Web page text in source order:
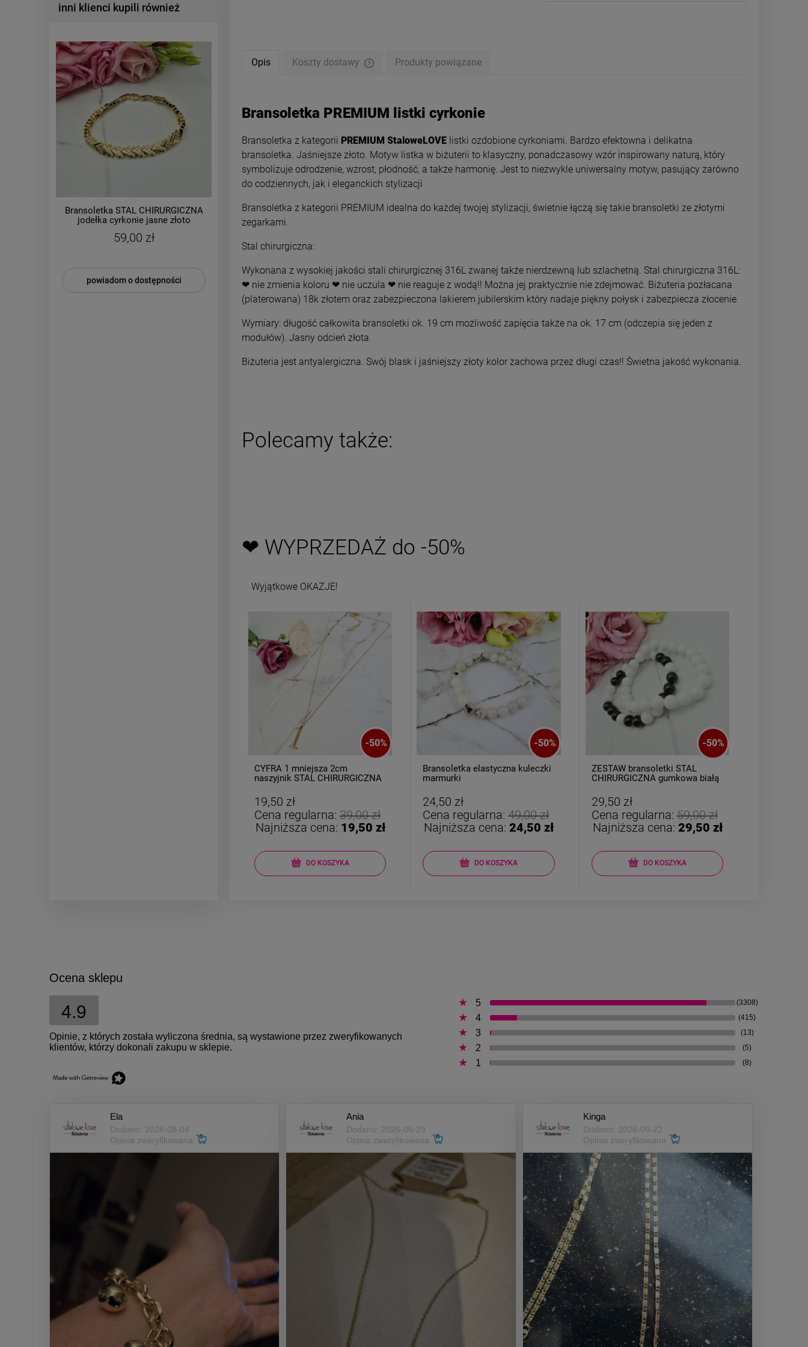
inni klienci kupili również
Bransoletka STAL CHIRURGICZNA
jodełka cyrkonie jasne złoto
59,00 zł
powiadom o dostępności
Bransoletka STAL CHIRURGICZNA
modułowa serca cyrkonie jasne
DO KOSZYKA
ZESTAW STAL CHIRURGICZNA
DO KOSZYKA
Bransoletka STAL CHIRURGICZNA
DO KOSZYKA
Opis Koszty dostawy Produkty powiązane
Bransoletka PREMIUM listki cyrkonie
Bransoletka z kategorii PREMIUM StaloweLOVE listki ozdobione cyrkoniami. Bardzo efektowna i delikatna
bransoletka. Jaśniejsze złoto. Motyw listka w biżuterii to klasyczny, ponadczasowy wzór inspirowany naturą, który
symbolizuje odrodzenie, wzrost, płodność, a także harmonię . Jest to niezwykle uniwersalny motyw, pasujący zarówno
do codziennych, jak i eleganckich stylizacji
Bransoletka z kategorii PREMIUM idealna do każdej twojej stylizacji, świetnie łączą się takie bransoletki ze złotymi
zegarkami.
Stal chirurgiczna:
Wykonana z wysokiej jakości stali chirurgicznej 316L zwanej także nierdzewną lub szlachetną. Stal chirurgiczna 316L:
❤ nie zmienia koloru ❤ nie uczula ❤ nie reaguje z wodą!! Można jej praktycznie nie zdejmować. Biżuteria pozłacana
(platerowana) 18k złotem oraz zabezpieczona lakierem jubilerskim który nadaje piękny połysk i zabezpiecza złocenie.
Wymiary: długość całkowita bransoletki ok. 19 cm możliwość zapięcia także na ok. 17 cm (odczepia się jeden z
modułów). Jasny odcień złota.
Biżuteria jest antyalergiczna. Swój blask i jaśniejszy złoty kolor zachowa przez długi czas!! Świetna jakość wykonania.
Polecamy także:
❤ WYPRZEDAŻ do -50%
Wyjątkowe OKAZJE!
-50%
CYFRA 1 mniejsza 2cm
naszyjnik STAL CHIRURGICZNA
19,50 zł
Cena regularna:39,00 zł
Najniższa cena: 19,50 zł
DO KOSZYKA
-50%
Bransoletka elastyczna kuleczki
marmurki
24,50 zł
Cena regularna:49,00 zł
Najniższa cena: 24,50 zł
DO KOSZYKA
-50%
ZESTAW bransoletki STAL
CHIRURGICZNA gumkowa białą
29,50 zł
Cena regularna:59,00 zł
Najniższa cena: 29,50 zł
DO KOSZYKA
Ocena sklepu
4.9
Opinie, z których została wyliczona średnia, są wystawione przez zweryfikowanych
klientów, którzy dokonali zakupu w sklepie.
5 (3308)
4 (415)
3 (13)
2 (5)
1 (8)
Ela
Dodano: 2026-08-04
Opinia zweryfikowana
Ania
Dodano: 2026-06-29
Opinia zweryfikowana
Kinga
Dodano: 2026-06-22
Opinia zweryfikowana